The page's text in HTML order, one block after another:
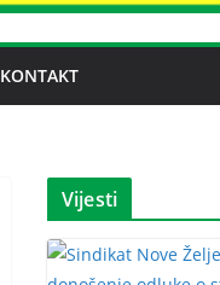
KONTAKT
Vijesti